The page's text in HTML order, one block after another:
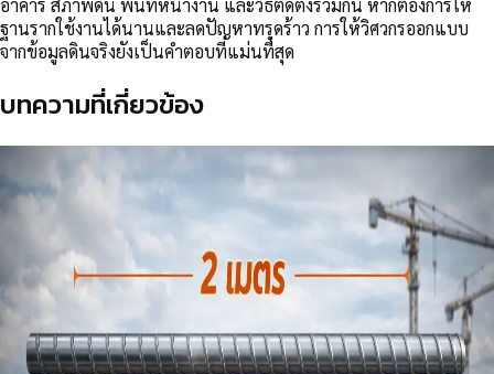
ฐานรากใช้งานได้นานและลดปัญหาทรุดร้าว การให้วิศวกรออกแบบ
จากข้อมูลดินจริงยังเป็นคำตอบที่แม่นที่สุด
บทความที่เกี่ยวข้อง